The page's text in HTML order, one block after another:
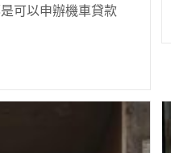
可以申辦機車貸款